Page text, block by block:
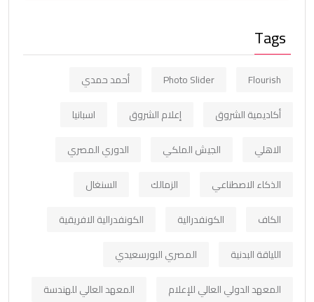
Tags
Flourish
Photo Slider
أحمد حمدي
أكاديمية الشروق
إعلام الشروق
اسبانيا
الاهلي
الجيش الملكي
الدوري المصري
الذكاء الاصطناعي
الزمالك
السنغال
الكاف
الكونفدرالية
الكونفدرالية الافريقية
اللياقة البدنية
المصري البورسعيدي
المعهد الدولي العالي للإعلام
المعهد العالي للهندسة